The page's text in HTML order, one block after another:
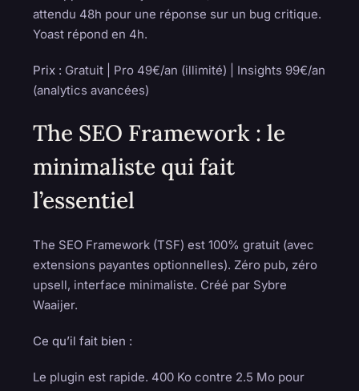
attendu 48h pour une réponse sur un bug critique.
Yoast répond en 4h.
Prix : Gratuit | Pro 49€/an (illimité) | Insights 99€/an
(analytics avancées)
The SEO Framework : le
minimaliste qui fait
l’essentiel
The SEO Framework (TSF) est 100% gratuit (avec
extensions payantes optionnelles). Zéro pub, zéro
upsell, interface minimaliste. Créé par Sybre
Waaijer.
Ce qu’il fait bien :
Le plugin est rapide. 400 Ko contre 2.5 Mo pour